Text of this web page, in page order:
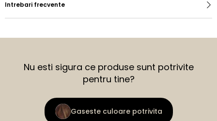
Intrebari frecvente
Nu esti sigura ce produse sunt potrivite
pentru tine?
Gaseste culoare potrivita